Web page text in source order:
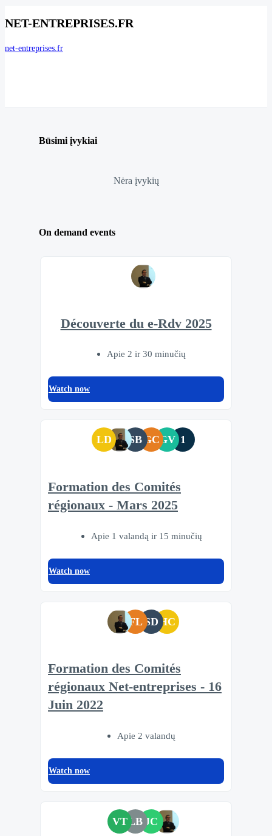
NET-ENTREPRISES.FR
net-entreprises.fr
Būsimi įvykiai
Nėra įvykių
On demand events
Découverte du e-Rdv 2025
Apie 2 ir 30 minučių
Watch now
LD SB GCGV 1
Formation des Comités
régionaux - Mars 2025
Apie 1 valandą ir 15 minučių
Watch now
FL SD HC
Formation des Comités
régionaux Net-entreprises - 16
Juin 2022
Apie 2 valandų
Watch now
VT LB JC